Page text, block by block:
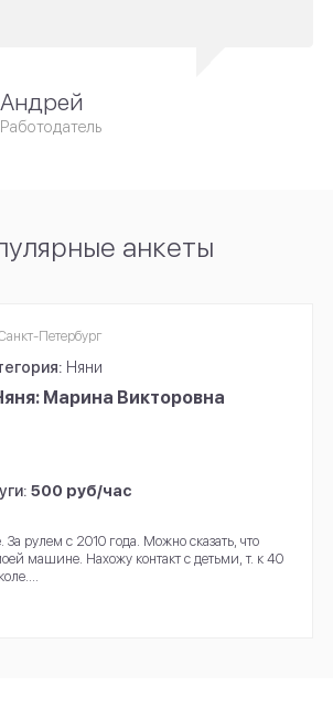
Андрей
Работодатель
анкеты
Няня: Юлия Александровна
Калуга
Категория:
услуги:400 руб/час
режима ребёнка, прогулки, развивающие игры,
развитие у ребёнка навыка самостоятельного
приучения к...